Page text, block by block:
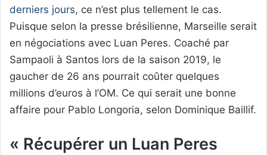
derniers jours, ce n’est plus tellement le cas.
Puisque selon la presse brésilienne, Marseille serait
en négociations avec Luan Peres. Coaché par
Sampaoli à Santos lors de la saison 2019, le
gaucher de 26 ans pourrait coûter quelques
millions d’euros à l’OM. Ce qui serait une bonne
affaire pour Pablo Longoria, selon Dominique Baillif.
« Récupérer un Luan Peres